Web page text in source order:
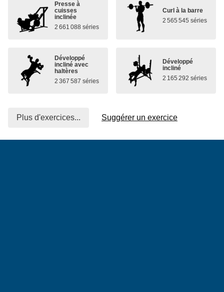
Presse à
cuisses
inclinée
2 661 088 séries
Curl à la barre
2 565 545 séries
Développé
incliné avec
haltères
2 367 587 séries
Développé
incliné
2 165 292 séries
Plus d'exercices... Suggérer un exercice